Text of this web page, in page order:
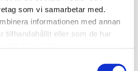
som vi samarbetar med.
informationen med annan
tillhandahållit eller som de har
625kr